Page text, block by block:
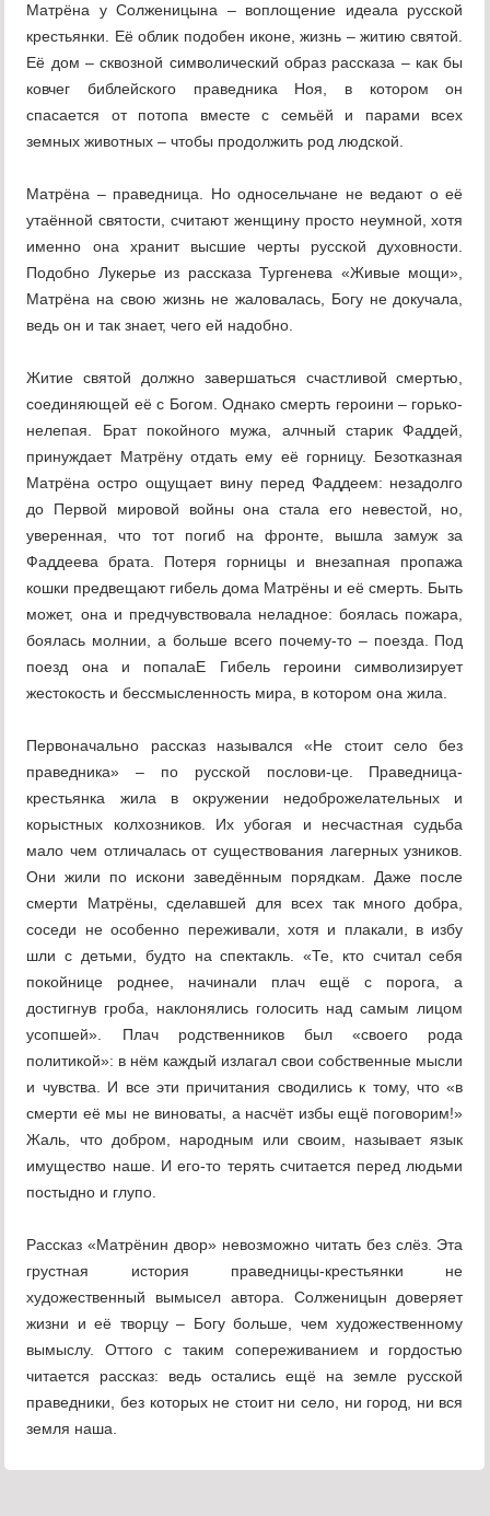
Матрёна у Солженицына – воплощение идеала русской
крестьянки. Её облик подобен иконе, жизнь – житию святой.
Её дом – сквозной символический образ рассказа – как бы
ковчег библейского праведника Ноя, в котором он
спасается от потопа вместе с семьёй и парами всех
земных животных – чтобы продолжить род людской.
Матрёна – праведница. Но односельчане не ведают о её
утаённой святости, считают женщину просто неумной, хотя
именно она хранит высшие черты русской духовности.
Подобно Лукерье из рассказа Тургенева «Живые мощи»,
Матрёна на свою жизнь не жаловалась, Богу не докучала,
ведь он и так знает, чего ей надобно.
Житие святой должно завершаться счастливой смертью,
соединяющей её с Богом. Однако смерть героини – горько-
нелепая. Брат покойного мужа, алчный старик Фаддей,
принуждает Матрёну отдать ему её горницу. Безотказная
Матрёна остро ощущает вину перед Фаддеем: незадолго
до Первой мировой войны она стала его невестой, но,
уверенная, что тот погиб на фронте, вышла замуж за
Фаддеева брата. Потеря горницы и внезапная пропажа
кошки предвещают гибель дома Матрёны и её смерть. Быть
может, она и предчувствовала неладное: боялась пожара,
боялась молнии, а больше всего почему-то – поезда. Под
поезд она и попалаЕ Гибель героини символизирует
жестокость и бессмысленность мира, в котором она жила.
Первоначально рассказ назывался «Не стоит село без
праведника» – по русской послови-це. Праведница-
крестьянка жила в окружении недоброжелательных и
корыстных колхозников. Их убогая и несчастная судьба
мало чем отличалась от существования лагерных узников.
Они жили по искони заведённым порядкам. Даже после
смерти Матрёны, сделавшей для всех так много добра,
соседи не особенно переживали, хотя и плакали, в избу
шли с детьми, будто на спектакль. «Те, кто считал себя
покойнице роднее, начинали плач ещё с порога, а
достигнув гроба, наклонялись голосить над самым лицом
усопшей». Плач родственников был «своего рода
политикой»: в нём каждый излагал свои собственные мысли
и чувства. И все эти причитания сводились к тому, что «в
смерти её мы не виноваты, а насчёт избы ещё поговорим!»
Жаль, что добром, народным или своим, называет язык
имущество наше. И его-то терять считается перед людьми
постыдно и глупо.
Рассказ «Матрёнин двор» невозможно читать без слёз. Эта
грустная история праведницы-крестьянки не
художественный вымысел автора. Солженицын доверяет
жизни и её творцу – Богу больше, чем художественному
вымыслу. Оттого с таким сопереживанием и гордостью
читается рассказ: ведь остались ещё на земле русской
праведники, без которых не стоит ни село, ни город, ни вся
земля наша.